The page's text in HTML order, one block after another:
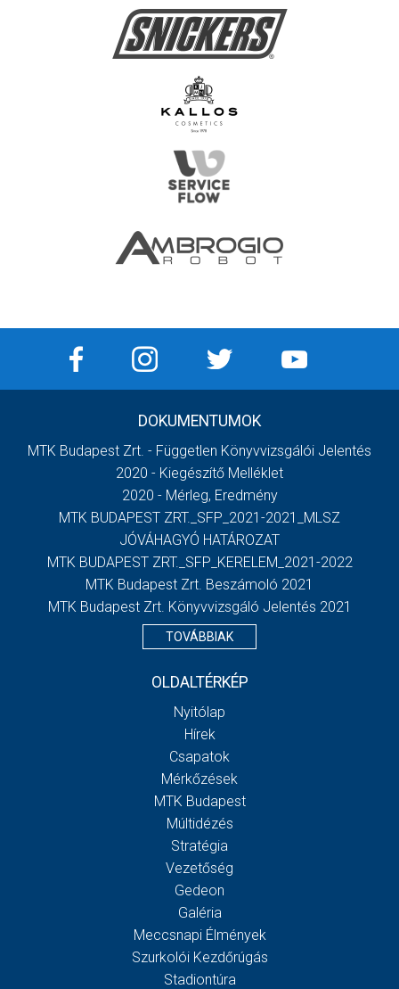
DOKUMENTUMOK
MTK Budapest Zrt. - Független Könyvvizsgálói Jelentés
2020 - Kiegészítő Melléklet
2020 - Mérleg, Eredmény
MTK BUDAPEST ZRT._SFP_2021-2021_MLSZ
JÓVÁHAGYÓ HATÁROZAT
MTK BUDAPEST ZRT._SFP_KERELEM_2021-2022
MTK Budapest Zrt. Beszámoló 2021
MTK Budapest Zrt. Könyvvizsgáló Jelentés 2021
TOVÁBBIAK
OLDALTÉRKÉP
Nyitólap
Hírek
Csapatok
Mérkőzések
MTK Budapest
Múltidézés
Stratégia
Vezetőség
Gedeon
Galéria
Meccsnapi Élmények
Szurkolói Kezdőrúgás
Stadiontúra